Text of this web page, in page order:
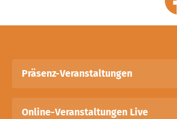
Präsenz-Veranstaltungen
Online-Veranstaltungen Live